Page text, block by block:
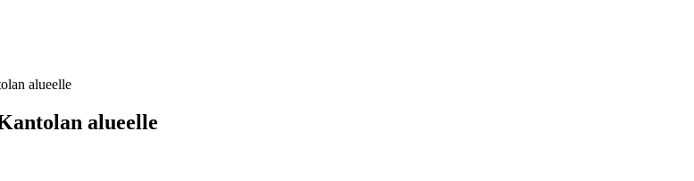
alueelle
alueelle